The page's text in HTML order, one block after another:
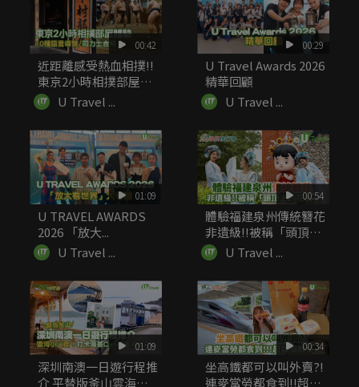
00:42
近距離感受熱血相撲!!
東京2小時相撲部屋體
驗 ...
U Travel ...
00:29
U Travel Awards 2026
精華回顧
U Travel ...
01:09
U TRAVEL AWARDS
2026 「放大...
U Travel ...
00:54
體驗福建泉州傳統簪花
非遺級!!被稱「頭頂上
的...
U Travel ...
01:09
深圳南澳一日遊行程推
介 平替版釜山雲海小
00:34
坐高鐵都可以叫外賣?!
連麥當勞都食到!!超詳